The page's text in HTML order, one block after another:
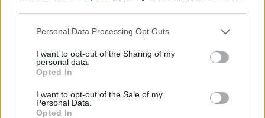
Please note that this website/app uses one or more Google
not limited to your visit or usage behaviour. You may click to
grant or deny consent to Google and its third-party tags to
use your data for below specified purposes in below Google
consent section.
Personal Data Processing Opt Outs
I want to opt-out of the Sharing of my
personal data.
Opted In
I want to opt-out of the Sale of my
Personal Data.
Opted In